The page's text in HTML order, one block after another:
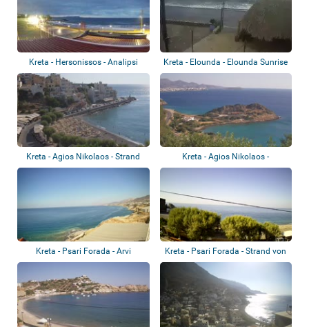
Kreta - Hersonissos - Analipsi
Kreta - Elounda - Elounda Sunrise
Apartm...
Kreta - Agios Nikolaos - Strand
Kitropla...
Kreta - Agios Nikolaos -
Ammoudara
Kreta - Psari Forada - Arvi
Kreta - Psari Forada - Strand von
Sidoni...